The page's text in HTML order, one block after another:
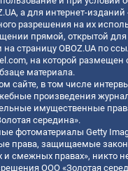
а для интернет-изданий
разрешения на их
прямой, открытой
страницу OBOZ.UA по
, на которой размещен
материала.
сайте, в том числе
произведения
имущественные
середина».
фотоматериалы Getty
права, защищаемые
и смежных правах», никто
ООО «Золотая